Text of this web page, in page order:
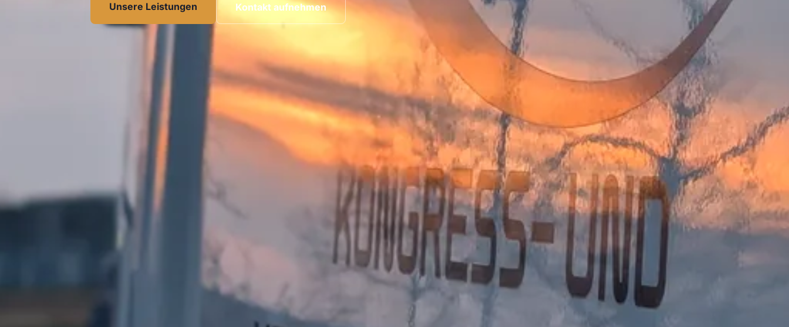
Unsere Leistungen Kontakt aufnehmen